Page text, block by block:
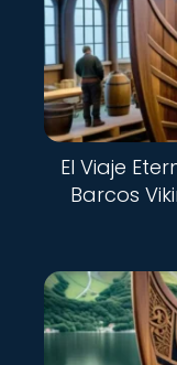
El Viaje
Barcos